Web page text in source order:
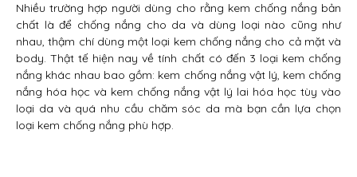
Nhiều trường hợp người dùng cho rằng kem chống nắng bản
chất là để chống nắng cho da và dùng loại nào cũng như
nhau, thậm chí dùng một loại kem chống nắng cho cả mặt và
body. Thật tế hiện nay về tính chất có đến 3 loại kem chống
nắng khác nhau bao gồm: kem chống nắng vật lý, kem chống
nắng hóa học và kem chống nắng vật lý lai hóa học tùy vào
loại da và quá nhu cầu chăm sóc da mà bạn cần lựa chọn
loại kem chống nắng phù hợp.